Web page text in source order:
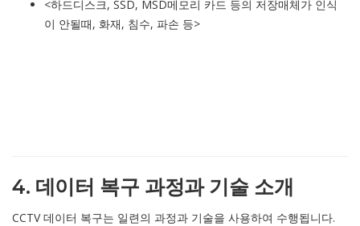
<하드디스크, SSD, MSD메모리 카드 등의 저장매체가 인식
이 안될때, 화재, 침수, 파손 등>
4. 데이터 복구 과정과 기술 소개
CCTV 데이터 복구는 일련의 과정과 기술을 사용하여 수행됩니다.